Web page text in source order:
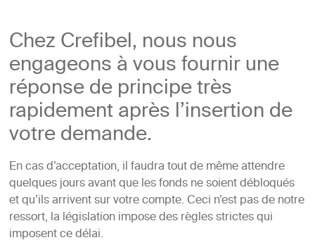
Chez Crefibel, nous nous
engageons à vous fournir une
réponse de principe très
rapidement après l’insertion de
votre demande.
En cas d’acceptation, il faudra tout de même attendre
quelques jours avant que les fonds ne soient débloqués
et qu’ils arrivent sur votre compte. Ceci n’est pas de notre
ressort, la législation impose des règles strictes qui
imposent ce délai.